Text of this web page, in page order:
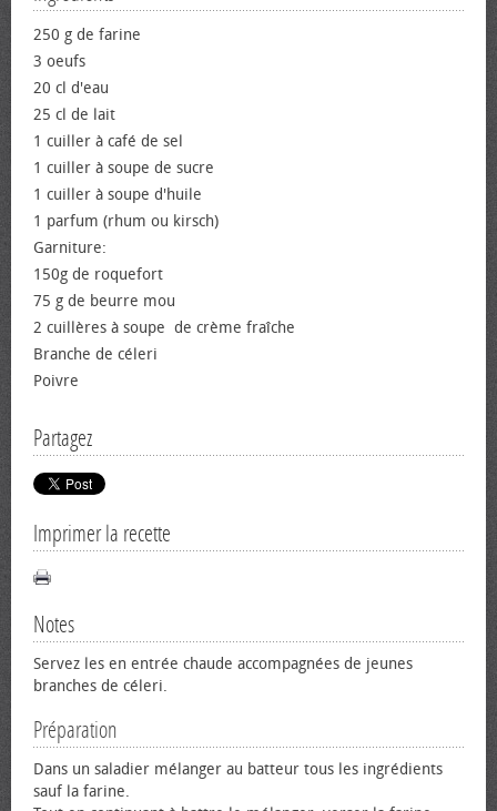
250 g de farine
3 œufs
20 cl d'eau
25 cl de lait
1 cuiller à café de sel
1 cuiller à soupe de sucre
1 cuiller à soupe d'huile
1 parfum (rhum ou kirsch)
Garniture:
150g de roquefort
75 g de beurre mou
2 cuillères à soupe de crème fraîche
Branche de céleri
Poivre
Partagez
Imprimer la recette
Notes
Servez les en entrée chaude accompagnées de jeunes
branches de céleri.
Préparation
Dans un saladier mélanger au batteur tous les ingrédients
sauf la farine.